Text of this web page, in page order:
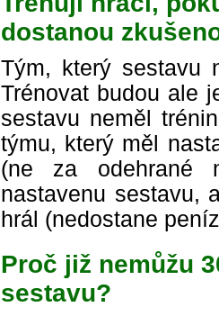
dostanou
Tým, který sestavu
Trénovat budou ale
sestavu neměl
týmu, který měl
(ne za odehrané
nastavenu sestavu,
hrál (nedostane
Proč již nemůžu
sestavu?